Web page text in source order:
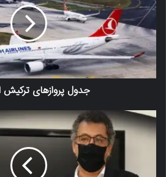
جدول پروازهای ترکیش